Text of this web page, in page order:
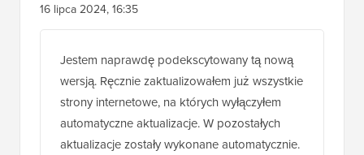
16 lipca 2024, 16:35
Jestem naprawdę podekscytowany tą nową
wersją. Ręcznie zaktualizowałem już wszystkie
strony internetowe, na których wyłączyłem
automatyczne aktualizacje. W pozostałych
aktualizacje zostały wykonane automatycznie.